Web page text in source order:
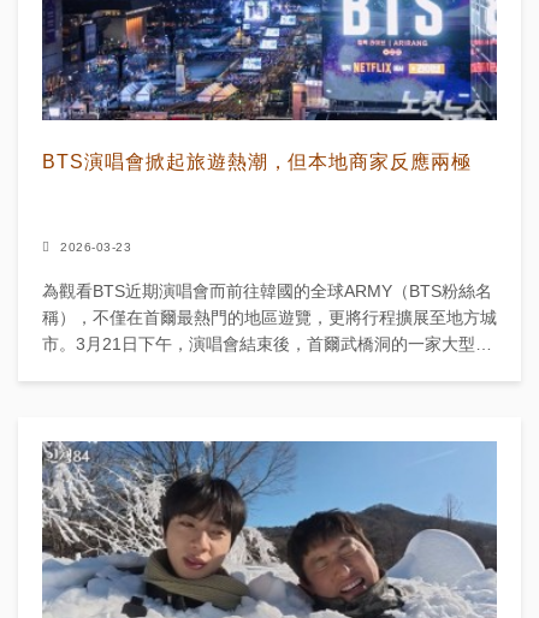
BTS演唱會掀起旅遊熱潮，但本地商家反應兩極
2026-03-23
為觀看BTS近期演唱會而前往韓國的全球ARMY（BTS粉絲名
稱），不僅在首爾最熱門的地區遊覽，更將行程擴展至地方城
市。3月21日下午，演唱會結束後，首爾武橋洞的一家大型酒